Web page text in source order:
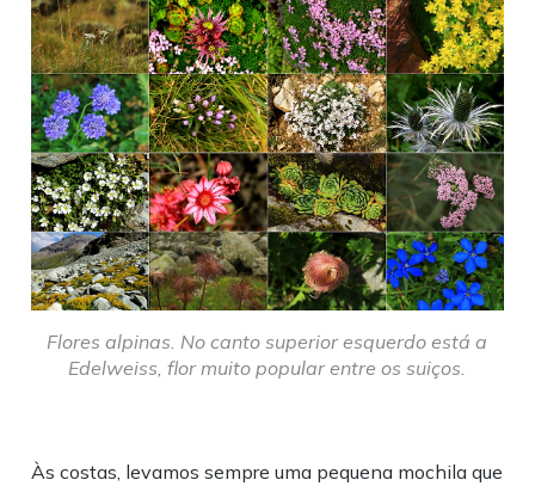
Flores alpinas. No canto superior esquerdo está a
Edelweiss, flor muito popular entre os suiços.
Às costas, levamos sempre uma pequena mochila que